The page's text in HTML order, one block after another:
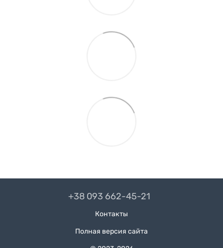
+38 093 662-45-21
Контакты
Полная версия сайта